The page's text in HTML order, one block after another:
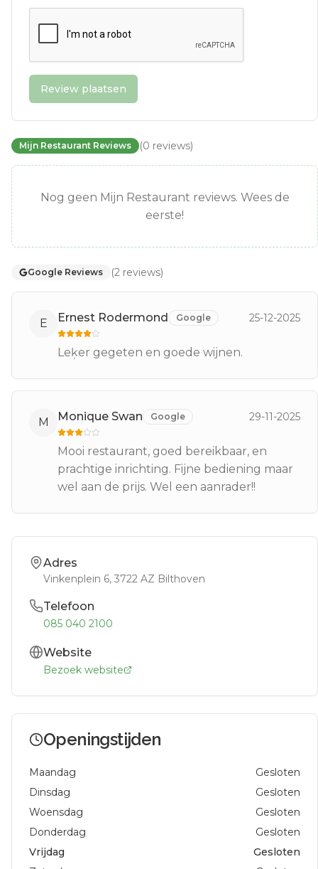
Review plaatsen
Mijn Restaurant Reviews (0 reviews)
Nog geen Mijn Restaurant reviews. Wees de
eerste!
Google Reviews (2 reviews)
E Ernest Rodermond Google 25-12-2025
Leķer gegeten en goede wijnen.
M Monique Swan Google 29-11-2025
Mooi restaurant, goed bereikbaar, en
prachtige inrichting. Fijne bediening maar
wel aan de prijs. Wel een aanrader!!
Adres
Vinkenplein 6, 3722 AZ Bilthoven
Telefoon
085 040 2100
Website
Bezoek website
Openingstijden
Maandag
Gesloten
Dinsdag
Gesloten
Woensdag
Gesloten
Donderdag
Gesloten
Vrijdag
Gesloten